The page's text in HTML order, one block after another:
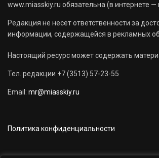
www.miasskiy.ru обязательна (в интернете —
Редакция не несет ответственности за
информации, содержащейся в рекламных
Настоящий ресурс может содержать
Тел. редакции +7 (3513) 57-23-55
Email: mr@miasskiy.ru
Политика конфиденциальности